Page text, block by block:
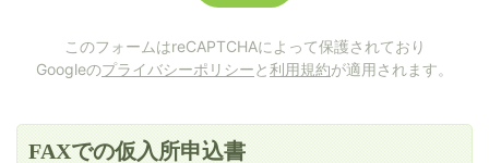
このフォームはreCAPTCHAによって保護されており
Googleのプライバシーポリシーと利用規約が適用されます。
FAXでの仮入所申込書